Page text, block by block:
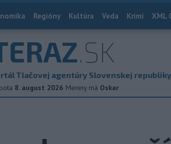
Regióny Kultúra Veda Krimi XML
.SK
Tlačovej agentúry Slovenskej republiky
8. august 2026 Meniny má Oskar